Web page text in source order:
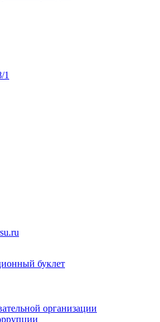
1
буклет
организации